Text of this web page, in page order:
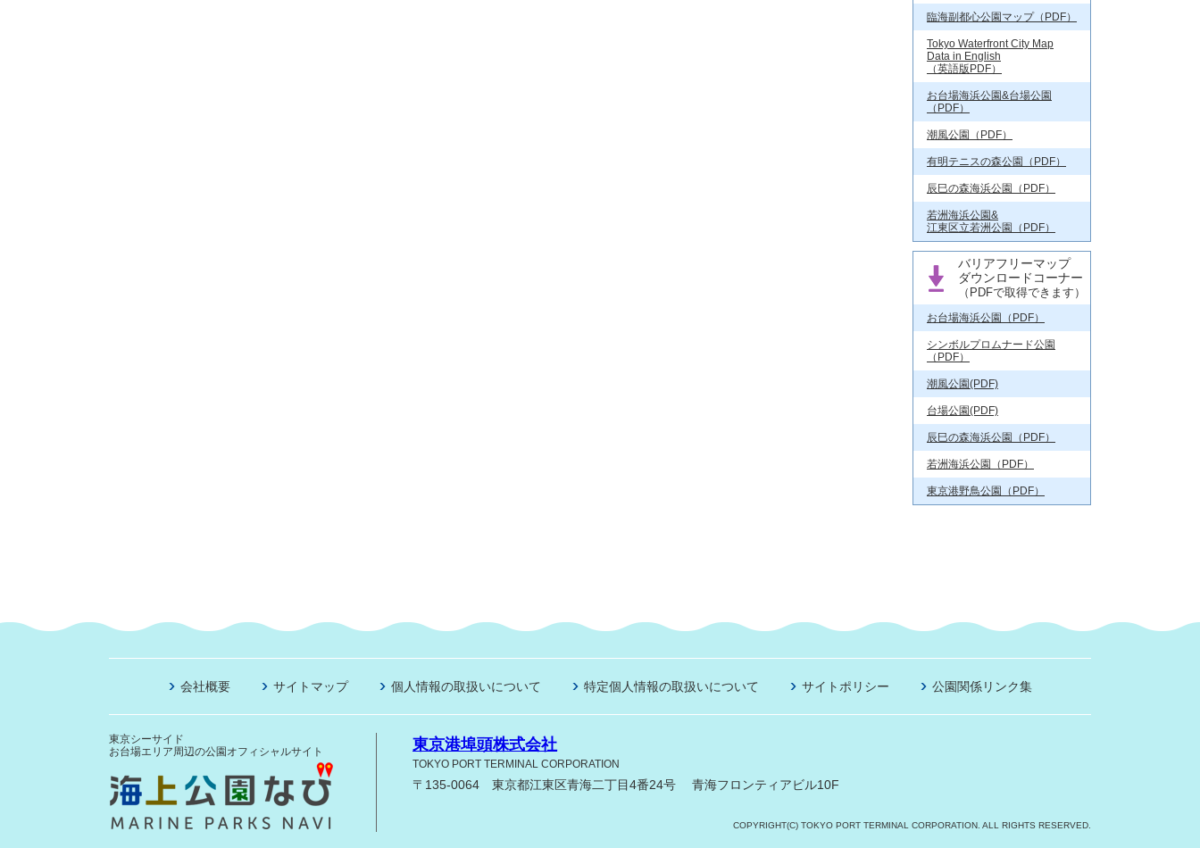
臨海副都心公園マップ（PDF）
Tokyo Waterfront City Map
Data in English
（英語版PDF）
お台場海浜公園&台場公園
（PDF）
潮風公園（PDF）
有明テニスの森公園（PDF）
辰巳の森海浜公園（PDF）
若洲海浜公園&
江東区立若洲公園（PDF）
バリアフリーマップ
ダウンロードコーナー
（PDFで取得できます）
お台場海浜公園（PDF）
シンボルプロムナード公園
（PDF）
潮風公園(PDF)
台場公園(PDF)
辰巳の森海浜公園（PDF）
若洲海浜公園（PDF）
東京港野鳥公園（PDF）
会社概要 サイトマップ 個人情報の取扱いについて 特定個人情報の取扱いについて サイトポリシー 公園関係リンク集
東京港埠頭株式会社
TOKYO PORT TERMINAL CORPORATION
〒135-0064 東京都江東区青海二丁目4番24号 青海フロンティアビル10F
東京シーサイド
お台場エリア周辺の公園オフィシャルサイト
COPYRIGHT(C) TOKYO PORT TERMINAL CORPORATION. ALL RIGHTS RESERVED.